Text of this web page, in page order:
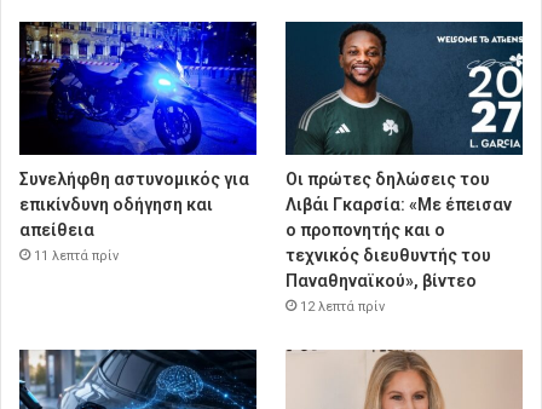
Συνελήφθη αστυνομικός για
επικίνδυνη οδήγηση και
απείθεια
11 λεπτά πρίν
Οι πρώτες δηλώσεις του
Λιβάι Γκαρσία: «Με έπεισαν
ο προπονητής και ο
τεχνικός διευθυντής του
Παναθηναϊκού», βίντεο
12 λεπτά πρίν